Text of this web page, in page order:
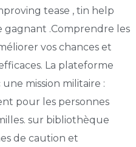
tease , tin help
gagnant .Comprendre les
vos chances et
La plateforme
mission militaire :
pour les personnes
sur bibliothèque
de caution et